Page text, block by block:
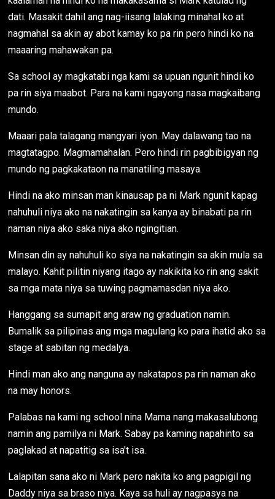
dati. Masakit dahil ang nag-iisang lalaking minahal ko at
nagmahal sa akin ay abot kamay ko pa rin pero hindi ko na
maaaring mahawakan pa.
Sa school ay magkatabi nga kami sa upuan ngunit hindi ko
pa rin siya maabot. Para na kami ngayong nasa magkaibang
mundo.
Maaari pala talagang mangyari iyon. May dalawang tao na
magtatagpo. Magmamahalan. Pero hindi rin pagbibigyan ng
mundo ng pagkakataon na manatiling masaya.
Hindi na ako minsan man kinausap pa ni Mark ngunit kapag
nahuhuli niya ako na nakatingin sa kanya ay binabati pa rin
naman niya ako saka niya ako ngingitian.
Minsan din ay nahuhuli ko siya na nakatingin sa akin mula sa
malayo. Kahit pilitin niyang itago ay nakikita ko rin ang sakit
sa mga mata niya sa tuwing pagmamasdan niya ako.
Hanggang sa sumapit ang araw ng graduation namin.
Bumalik sa pilipinas ang mga magulang ko para ihatid ako sa
stage at sabitan ng medalya.
Hindi man ako ang nanguna ay nakatapos pa rin naman ako
na may honors.
Palabas na kami ng school nina Mama nang makasalubong
namin ang pamilya ni Mark. Sabay pa kaming napahinto sa
paglakad at napatitig sa isa't isa.
Lalapitan sana ako ni Mark pero nakita ko ang pagpigil ng
Daddy niya sa braso niya. Kaya sa huli ay nagpasya na